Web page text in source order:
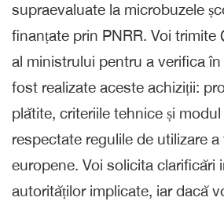
supraevaluate la microbuzele
finanțate prin PNRR. Voi trimite
al ministrului pentru a verifica
fost realizate aceste achiziții:
plătite, criteriile tehnice și
respectate regulile de utilizare
europene. Voi solicita clarificări
autorităților implicate, iar dacă